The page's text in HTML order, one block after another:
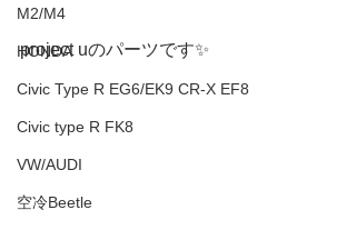
M2/M4
HONDA
Civic Type R EG6/EK9 CR-X EF8
Civic type R FK8
VW/AUDI
空冷Beetle
project uのパーツです✨